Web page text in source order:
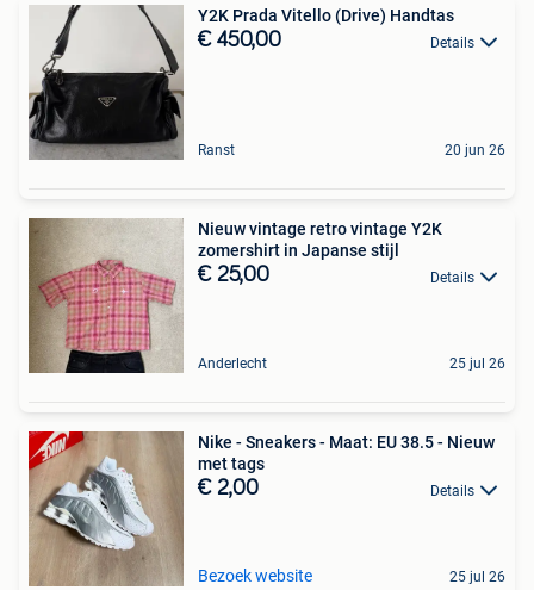
Y2K Prada Vitello (Drive) Handtas
€ 450,00 Details
Ranst 20 jun 26
Nieuw vintage retro vintage Y2K
zomershirt in Japanse stijl
€ 25,00 Details
Anderlecht 25 jul 26
Nike - Sneakers - Maat: EU 38.5 - Nieuw
met tags
€ 2,00 Details
Bezoek website 25 jul 26